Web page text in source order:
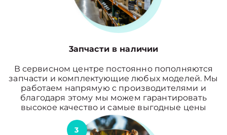
3апчасти в наличии
В сервисном центре постоянно пополняются
запчасти и комплектующие любых моделей. Мы
работаем напрямую с производителями и
благодаря этому мы можем гарантировать
высокое качество и самые выгодные цены
3